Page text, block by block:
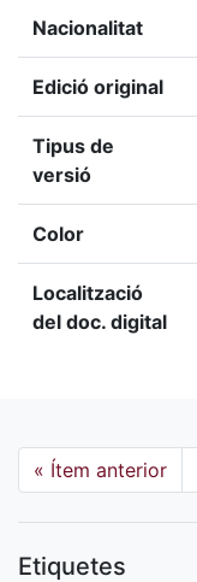
Nacionalitat
Edició original
Tipus de
versió
Color
Localització
del doc. digital
« Ítem anterior
Etiquetes